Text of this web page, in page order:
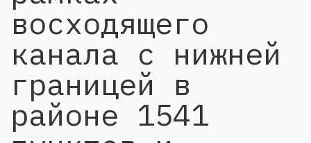
восходящего
канала с нижней
границей в
районе 1541